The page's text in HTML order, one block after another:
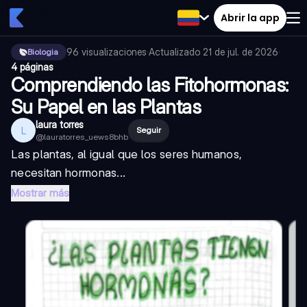
Abrir la app
Biologia 96 visualizaciones·Actualizado 21 de jul. de 2026·
4 páginas
Comprendiendo las Fitohormonas:
Su Papel en las Plantas
L laura torres
@lauratorres_uews8bhb
Seguir
Las plantas, al igual que los seres humanos,
necesitan hormonas...
Mostrar más